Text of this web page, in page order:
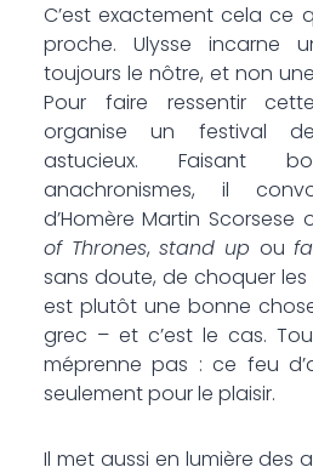
C’est exactement cela ce
proche. Ulysse incarne
toujours le nôtre, et non
Pour faire ressentir
organise un festival de
astucieux. Faisant
anachronismes, il
d’Homère Martin Scorsese
of Thrones,stand up ou
sans doute, de choquer
est plutôt une bonne
grec – et c’est le cas.
méprenne pas : ce feu
seulement pour le plaisir.
Il met aussi en lumière des